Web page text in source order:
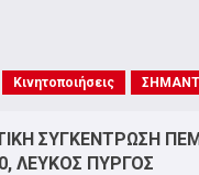
Κινητοποιήσεις
ΣΥΓΚΕΝΤΡΩΣΗ
ΛΕΥΚΟΣ ΠΥΡΓΟΣ